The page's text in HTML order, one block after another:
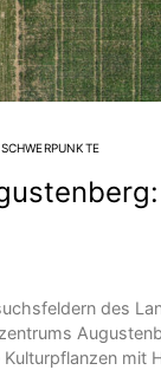
SCHWERPUNKTE
des
mit